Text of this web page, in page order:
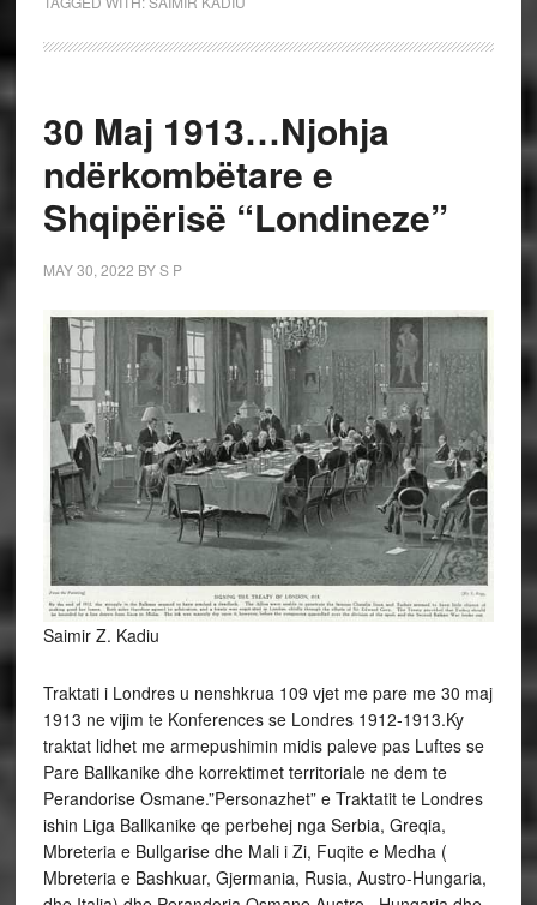
30 Maj 1913…Njohja
ndërkombëtare e
Shqipërisë “Londineze”
MAY 30, 2022 BYS P
Saimir Z. Kadiu
Traktati i Londres u nenshkrua 109 vjet me pare me 30 maj
1913 ne vijim te Konferences se Londres 1912-1913.Ky
traktat lidhet me armepushimin midis paleve pas Luftes se
Pare Ballkanike dhe korrektimet territoriale ne dem te
Perandorise Osmane.”Personazhet” e Traktatit te Londres
ishin Liga Ballkanike qe perbehej nga Serbia, Greqia,
Mbreteria e Bullgarise dhe Mali i Zi, Fuqite e Medha (
Mbreteria e Bashkuar, Gjermania, Rusia, Austro-Hungaria,